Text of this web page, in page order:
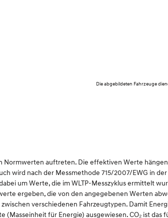
Die abgebildeten Fahrzeuge
auftreten. Die effektiven Werte
wird nach der Messmethode 715/2007/EWG in
um Werte, die im WLTP-Messzyklus ermittelt
ergeben, die von den angegebenen Werten
verschiedenen Fahrzeugtypen. Damit
für Energie) ausgewiesen. CO₂ ist